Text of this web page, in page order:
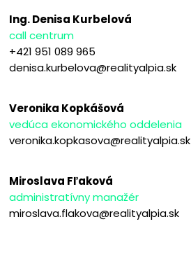
Ing. Denisa Kurbelová
call centrum
+421 951 089 965
denisa.kurbelova@realityalpia.sk
Veronika Kopkášová
vedúca ekonomického oddelenia
veronika.kopkasova@realityalpia.sk
Miroslava Fľaková
administratívny manažér
miroslava.flakova@realityalpia.sk